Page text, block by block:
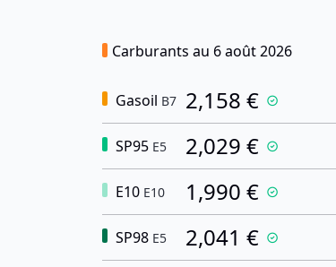
Carburants au 6 août 2026
Gasoil B7 2,158 €
SP95 E5 2,029 €
E10 E10 1,990 €
SP98 E5 2,041 €